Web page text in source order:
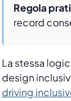
Regola
record
La stessa
design
driving